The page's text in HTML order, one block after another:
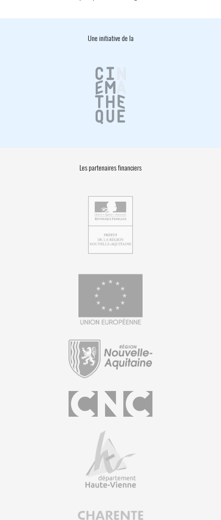
Une initiative de la
Les partenaires financiers